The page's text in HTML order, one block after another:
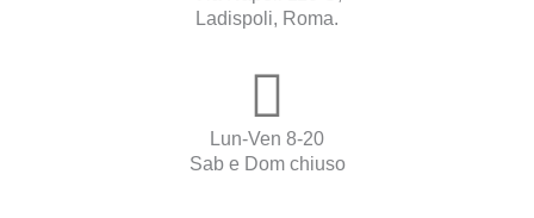
Ladispoli, Roma.
Lun-Ven 8-20
Sab e Dom chiuso